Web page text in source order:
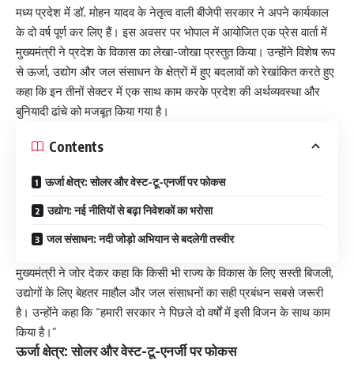
मध्य प्रदेश में डॉ. मोहन यादव के नेतृत्व वाली बीजेपी सरकार ने अपने कार्यकाल
के दो वर्ष पूर्ण कर लिए हैं। इस अवसर पर भोपाल में आयोजित एक प्रेस वार्ता में
मुख्यमंत्री ने प्रदेश के विकास का लेखा-जोखा प्रस्तुत किया। उन्होंने विशेष रूप
से ऊर्जा, उद्योग और जल संसाधन के क्षेत्रों में हुए बदलावों को रेखांकित करते हुए
कहा कि इन तीनों सेक्टर में एक साथ काम करके प्रदेश की अर्थव्यवस्था और
बुनियादी ढांचे को मजबूत किया गया है।
Contents
ऊर्जा क्षेत्र: सोलर और वेस्ट-टू-एनर्जी पर फोकस
उद्योग: नई नीतियों से बढ़ा निवेशकों का भरोसा
जल संसाधन: नदी जोड़ो अभियान से बदलेगी तस्वीर
मुख्यमंत्री ने जोर देकर कहा कि किसी भी राज्य के विकास के लिए सस्ती बिजली,
उद्योगों के लिए बेहतर माहौल और जल संसाधनों का सही प्रबंधन सबसे जरूरी
है। उन्होंने कहा कि “हमारी सरकार ने पिछले दो वर्षों में इसी विजन के साथ काम
किया है।”
ऊर्जा क्षेत्र: सोलर और वेस्ट-टू-एनर्जी पर फोकस